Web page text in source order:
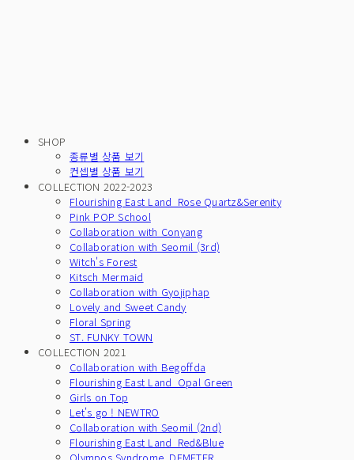
SHOP
종류별 상품 보기
컨셉별 상품 보기
COLLECTION 2022-2023
Flourishing East Land_Rose Quartz&Serenity
Pink POP School
Collaboration with Conyang
Collaboration with Seomil (3rd)
Witch's Forest
Kitsch Mermaid
Collaboration with Gyojiphap
Lovely and Sweet Candy
Floral Spring
ST. FUNKY TOWN
COLLECTION 2021
Collaboration with Begoffda
Flourishing East Land_Opal Green
Girls on Top
Let's go ! NEWTRO
Collaboration with Seomil (2nd)
Flourishing East Land_Red&Blue